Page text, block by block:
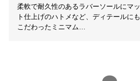
柔軟で耐久性のあるラバーソールにマッ
ト仕上げのハトメなど、ディテールにも
こだわったミニマム…